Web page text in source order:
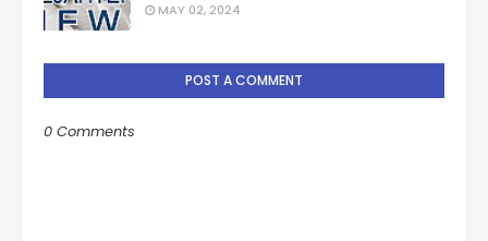
MAY 02, 2024
POST A COMMENT
0 Comments